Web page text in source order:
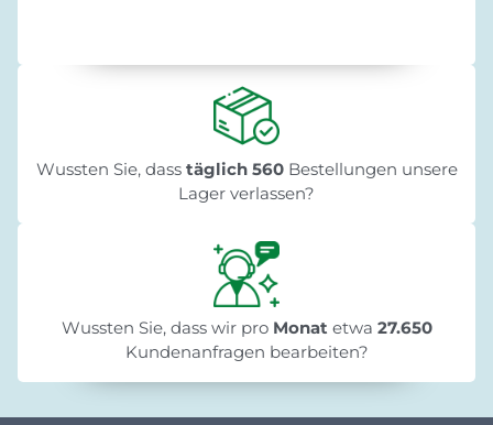
Wussten Sie, dass täglich 560Bestellungen unsere
Lager verlassen?
Wussten Sie, dass wir pro Monat etwa 27.650
Kundenanfragen bearbeiten?